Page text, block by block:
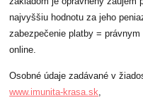
najvyššiu hodnotu za jeho
zabezpečenie platby =
online.
Osobné údaje zadávané v
www.imunita-krasa.sk,